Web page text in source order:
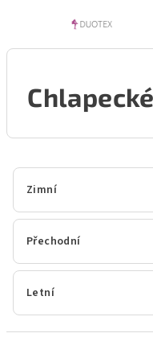
Zimní
Přechodní
Letní